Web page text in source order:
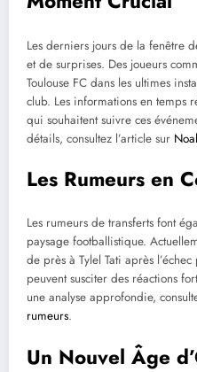
Les derniers jours de la fenêtre
et de surprises. Des joueurs
Toulouse FC dans les ultimes
club. Les informations en temps
qui souhaitent suivre ces
détails, consultez l’article sur
Les Rumeurs en
Les rumeurs de transferts font
paysage footballistique.
de près à Tylel Tati après
peuvent susciter des réactions
une analyse approfondie,
rumeurs.
Un Nouvel Âge